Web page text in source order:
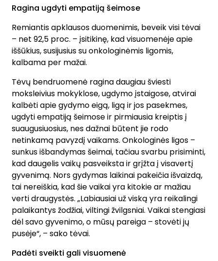
Ragina ugdyti empatiją šeimose
Remiantis apklausos duomenimis, beveik visi tėvai
– net 92,5 proc. – įsitikinę, kad visuomenėje apie
iššūkius, susijusius su onkologinėmis ligomis,
kalbama per mažai.
Tėvų bendruomenė ragina daugiau šviesti
moksleivius mokyklose, ugdymo įstaigose, atvirai
kalbėti apie gydymo eigą, ligą ir jos pasekmes,
ugdyti empatiją šeimose ir pirmiausia kreiptis į
suaugusiuosius, nes dažnai būtent jie rodo
netinkamą pavyzdį vaikams. Onkologinės ligos –
sunkus išbandymas šeimai, tačiau svarbu prisiminti,
kad daugelis vaikų pasveiksta ir grįžta į visavertį
gyvenimą. Nors gydymas laikinai pakeičia išvaizdą,
tai nereiškia, kad šie vaikai yra kitokie ar mažiau
verti draugystės. „Labiausiai už viską yra reikalingi
palaikantys žodžiai, viltingi žvilgsniai. Vaikai stengiasi
dėl savo gyvenimo, o mūsų pareiga – stovėti jų
pusėje“, – sako tėvai.
Padėti sveikti gali visuomenė